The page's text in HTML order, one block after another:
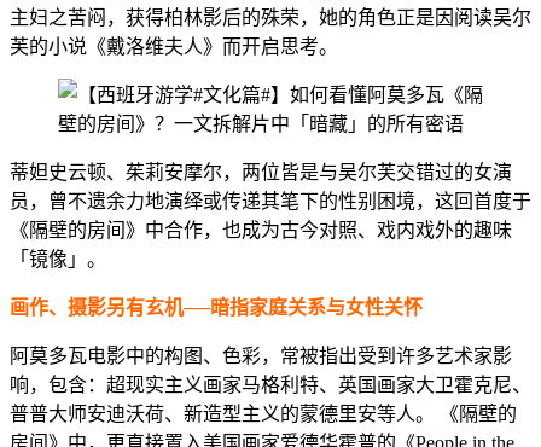
主妇之苦闷，获得柏林影后的殊荣，她的角色正是因阅读吴尔
芙的小说《戴洛维夫人》而开启思考。
蒂妲史云顿、茱莉安摩尔，两位皆是与吴尔芙交错过的女演
员，曾不遗余力地演绎或传递其笔下的性别困境，这回首度于
《隔壁的房间》中合作，也成为古今对照、戏内戏外的趣味
「镜像」。
画作、摄影另有玄机──暗指家庭关系与女性关怀
阿莫多瓦电影中的构图、色彩，常被指出受到许多艺术家影
响，包含：超现实主义画家马格利特、英国画家大卫霍克尼、
普普大师安迪沃荷、新造型主义的蒙德里安等人。 《隔壁的
房间》中，更直接置入美国画家爱德华霍普的《People in the